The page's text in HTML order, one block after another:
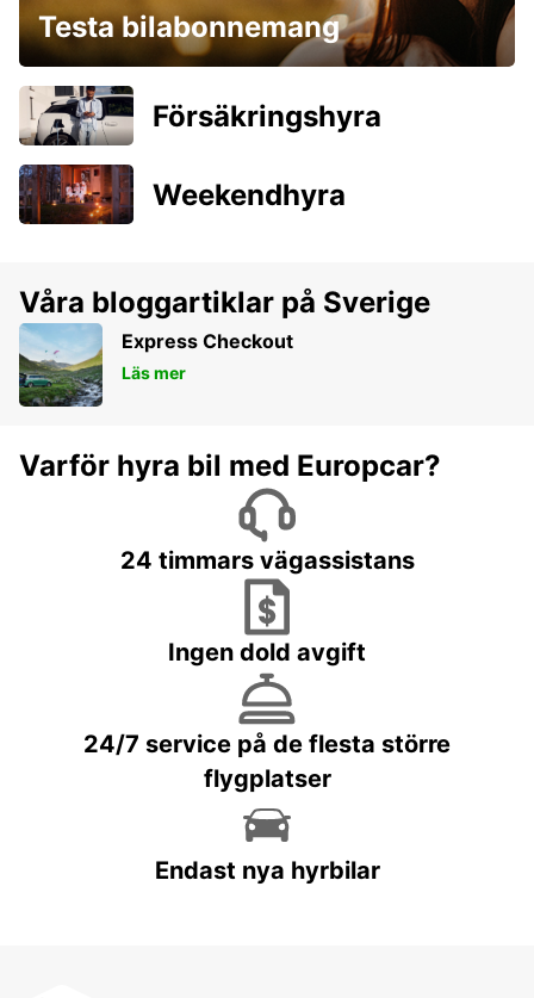
Testa bilabonnemang
Försäkringshyra
Weekendhyra
Våra bloggartiklar på Sverige
Express Checkout
Läs mer
Varför hyra bil med Europcar?
24 timmars vägassistans
Ingen dold avgift
24/7 service på de flesta större
flygplatser
Endast nya hyrbilar